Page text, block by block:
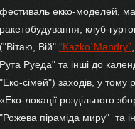
фестиваль екко-моделей,
ракетобудування, клуб-
("Вітаю, Вій" “Kazko`Mandry”
Рута Руеда" та інші до
"Еко-сімей") заходів, у тому
«Еко-локації роздільного
"Рожева піраміда миру" та